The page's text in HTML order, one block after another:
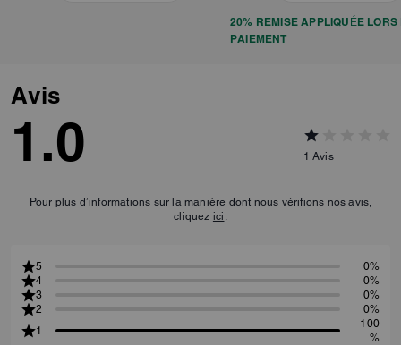
20% REMISE APPLIQUÉE LORS
PAIEMENT
Avis
1.0 1 Avis
Pour plus d’informations sur la manière dont nous vérifions nos avis,
cliquez ici
5
0%
4
0%
3
0%
2
0%
1
100
%